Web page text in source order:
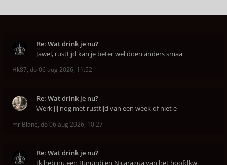
Re: Wat drink je nu?
Jawel, rusttijd kan je beter wel doen anders smaa
Hk87, do 06 aug 2026, 11:52
Re: Wat drink je nu?
Werk jij nog met rusttijd van een week of niet e
mr Blanc, do 06 aug 2026, 10:27
Re: Wat drink je nu?
Ik heb nu een Burundi en Nicaragua van het hoofdkw